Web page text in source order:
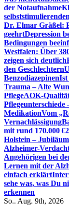
der Notaufnahme
Dr. Elmar Gräßel:
geehrtDepression
Bedingungen
Westfalen: Über
zeigen sich deutlich
den Geschlechtern
BenzodiazepinenIst
Trauma – Alte
PflegeAOK-
MedikationVom
Vernachlässigung
mit rund 170.000 €
Holstein –
Alzheimer-
Angehörigen bei
Lernen mit der
einfach erklärt
sehe was, was Du
erkennen
So.. Aug. 9th, 2026